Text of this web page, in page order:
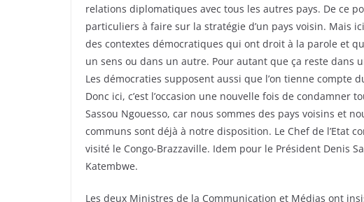
relations diplomatiques avec tous les autres pays. De ce
particuliers à faire sur la stratégie d’un pays voisin. Mais
des contextes démocratiques qui ont droit à la parole et
un sens ou dans un autre. Pour autant que ça reste dans
Les démocraties supposent aussi que l’on tienne compte
Donc ici, c’est l’occasion une nouvelle fois de condamner
Sassou Ngouesso, car nous sommes des pays voisins et
communs sont déjà à notre disposition. Le Chef de l’Etat
visité le Congo-Brazzaville. Idem pour le Président Denis
Katembwe.
Les deux Ministres de la Communication et Médias ont